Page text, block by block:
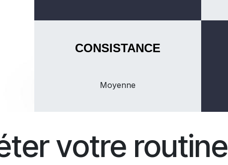
CONSISTANCE
Moyenne
votre routine